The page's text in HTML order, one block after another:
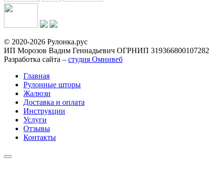
© 2020-2026 Рулонка.рус
ИП Морозов Вадим Геннадьевич ОГРНИП 319366800107282
Разработка сайта – студия Омнивеб
Главная
Рулонные шторы
Жалюзи
Доставка и оплата
Инструкции
Услуги
Отзывы
Контакты